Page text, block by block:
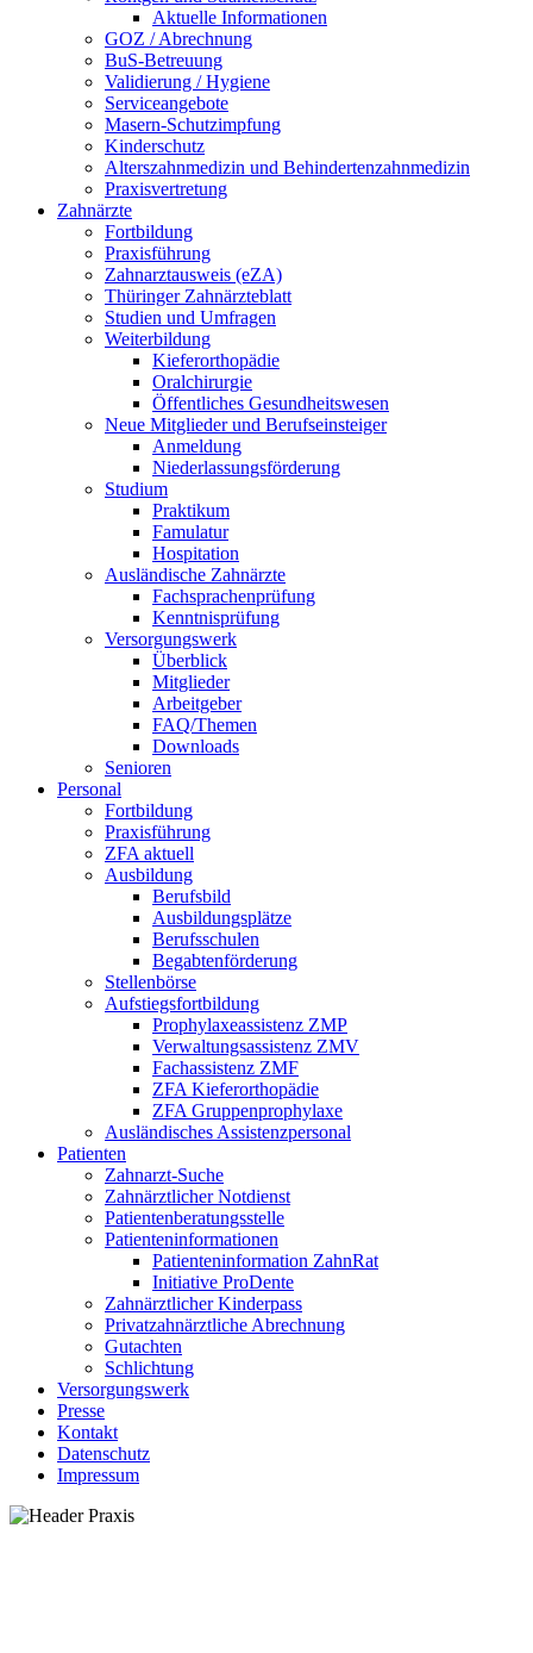
Aktuelle Informationen
GOZ / Abrechnung
BuS-Betreuung
Validierung / Hygiene
Serviceangebote
Masern-Schutzimpfung
Kinderschutz
Alterszahnmedizin und Behindertenzahnmedizin
Praxisvertretung
Zahnärzte
Fortbildung
Praxisführung
Zahnarztausweis (eZA)
Thüringer Zahnärzteblatt
Studien und Umfragen
Weiterbildung
Kieferorthopädie
Oralchirurgie
Öffentliches Gesundheitswesen
Neue Mitglieder und Berufseinsteiger
Anmeldung
Niederlassungsförderung
Studium
Praktikum
Famulatur
Hospitation
Ausländische Zahnärzte
Fachsprachenprüfung
Kenntnisprüfung
Versorgungswerk
Überblick
Mitglieder
Arbeitgeber
FAQ/Themen
Downloads
Senioren
Personal
Fortbildung
Praxisführung
ZFA aktuell
Ausbildung
Berufsbild
Ausbildungsplätze
Berufsschulen
Begabtenförderung
Stellenbörse
Aufstiegsfortbildung
Prophylaxeassistenz ZMP
Verwaltungsassistenz ZMV
Fachassistenz ZMF
ZFA Kieferorthopädie
ZFA Gruppenprophylaxe
Ausländisches Assistenzpersonal
Patienten
Zahnarzt-Suche
Zahnärztlicher Notdienst
Patientenberatungsstelle
Patienteninformationen
Patienteninformation ZahnRat
Initiative ProDente
Zahnärztlicher Kinderpass
Privatzahnärztliche Abrechnung
Gutachten
Schlichtung
Versorgungswerk
Presse
Kontakt
Datenschutz
Impressum